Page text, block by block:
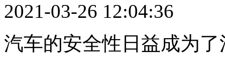
2021-03-26 12:04:36
汽车的安全性日益成为